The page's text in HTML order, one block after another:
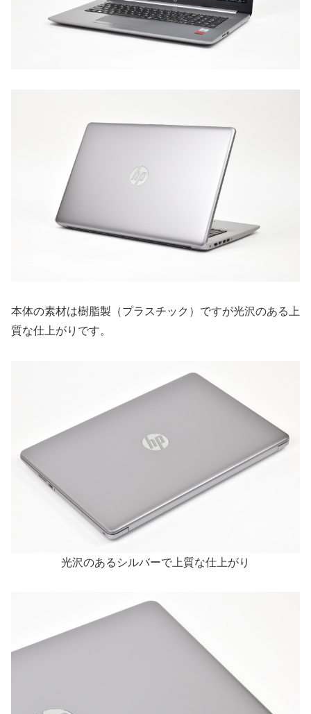
本体の素材は樹脂製（プラスチック）ですが光沢のある上
質な仕上がりです。
光沢のあるシルバーで上質な仕上がり